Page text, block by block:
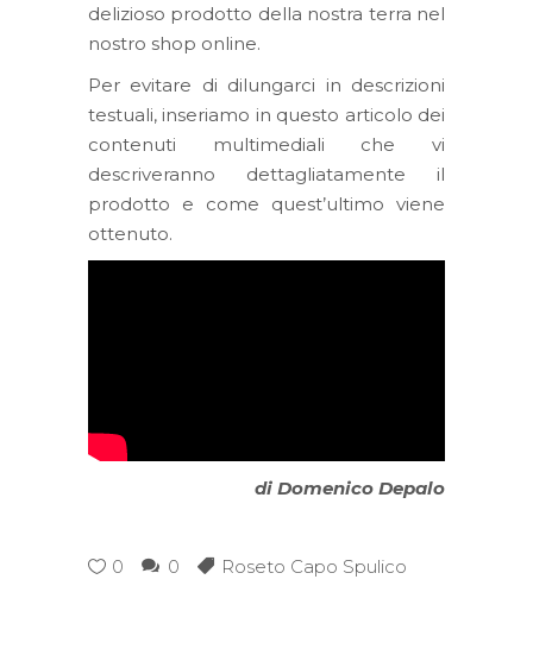
delizioso prodotto della nostra terra nel
nostro shop online.
Per evitare di dilungarci in descrizioni
testuali, inseriamo in questo articolo dei
contenuti multimediali che vi
descriveranno dettagliatamente il
prodotto e come quest’ultimo viene
ottenuto.
di Domenico Depalo
0 0 Roseto Capo Spulico